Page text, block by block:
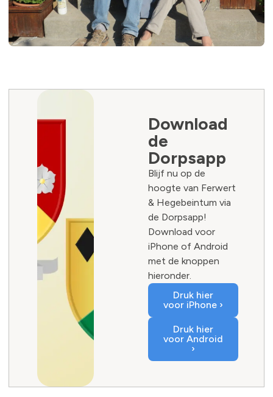
Download
de
Dorpsapp
Blijf nu op de
hoogte van Ferwert
& Hegebeintum via
de Dorpsapp!
Download voor
iPhone of Android
met de knoppen
hieronder.
Druk hier
voor iPhone ›
Druk hier
voor Android
›